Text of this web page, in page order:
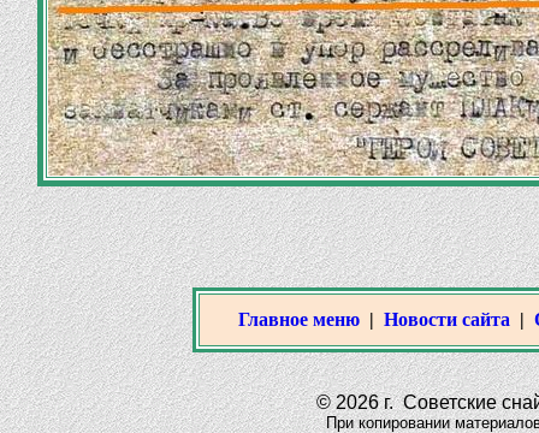
Главное меню | Новости сайта |
© 2026 г. Советские
При копировании материалов